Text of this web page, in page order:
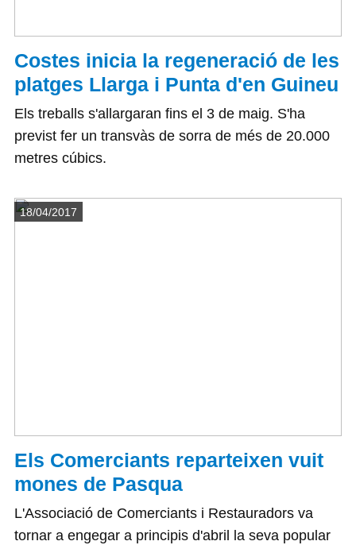
Costes inicia la regeneració de les
platges Llarga i Punta d'en Guineu
Els treballs s'allargaran fins el 3 de maig. S'ha
previst fer un transvàs de sorra de més de 20.000
metres cúbics.
Els Comerciants reparteixen vuit
mones de Pasqua
Detalls
18/04/2017
L'Associació de Comerciants i Restauradors va
tornar a engegar a principis d'abril la seva popular